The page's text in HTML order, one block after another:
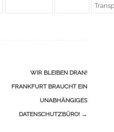
WIR BLEIBEN DRAN!
FRANKFURT BRAUCHT EIN
UNABHÄNGIGES
DATENSCHUTZBÜRO! →